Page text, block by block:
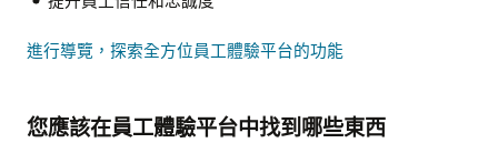
進行導覽，探索全方位員工體驗平台的功能
您應該在員工體驗平台中找到哪些東西